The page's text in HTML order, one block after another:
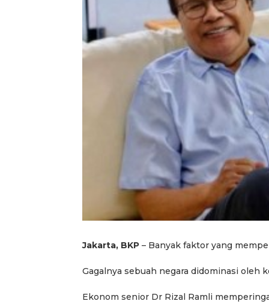
Jakarta, BKP – Banyak faktor yang
Gagalnya sebuah negara didominasi oleh
Ekonom senior Dr Rizal Ramli